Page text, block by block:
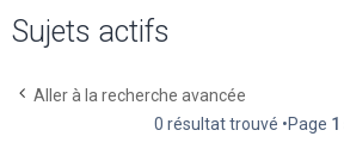
Sujets actifs
Aller à la recherche avancée
0 résultat trouvé •Page 1